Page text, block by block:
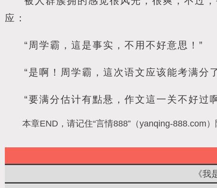
应：
“周学霸，這是事实，不用不好意思！”
“是啊！周学霸，這次语文应该能考满分
“要满分估计有點悬，作文這一关不好过
本章END，请记住“言情888”（yanqing-888.com
《我